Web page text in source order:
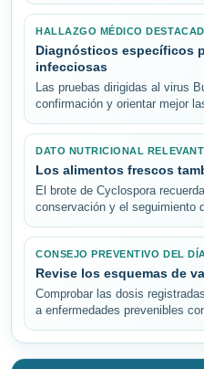
HALLAZGO MÉDICO
Diagnósticos específicos
infecciosas
Las pruebas dirigidas al virus
confirmación y orientar mejor
DATO NUTRICIONAL
Los alimentos frescos
El brote de Cyclospora
conservación y el seguimiento
CONSEJO PREVENTIVO DEL
Revise los esquemas de
Comprobar las dosis
a enfermedades prevenibles